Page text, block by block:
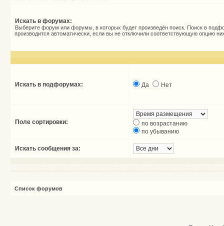
Искать в форумах:
Выберите форум или форумы, в которых будет произведён поиск. Поиск в
производится автоматически, если вы не отключили соответствующую опцию
Искать в подфорумах: Да Нет
Поле сортировки:
по возрастанию
по убыванию
Искать сообщения за:
Список форумов